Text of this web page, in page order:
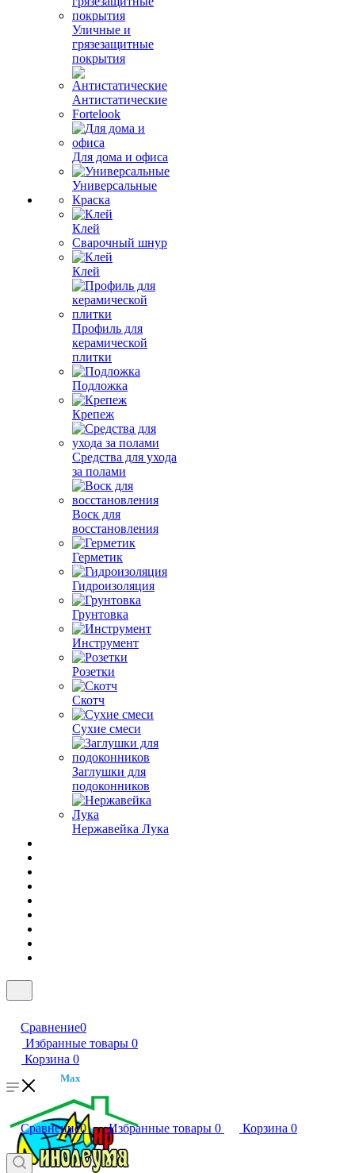
Уличные и
грязезащитные
покрытия
Антистатические
Fortelook
Для дома и офиса
Универсальные
Краска
Клей
Сварочный шнур
Клей
Профиль для
керамической
плитки
Подложка
Крепеж
Средства для ухода
за полами
Воск для
восстановления
Герметик
Гидроизоляция
Грунтовка
Инструмент
Розетки
Скотч
Сухие смеси
Заглушки для
подоконников
Нержавейка Лука
Сравнение0
Избранные товары 0
Корзина 0
Max
Сравнение0 Избранные товары 0 Корзина 0